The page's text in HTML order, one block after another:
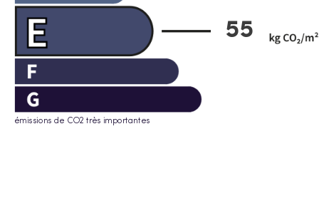
émissions de CO2 très importantes
55